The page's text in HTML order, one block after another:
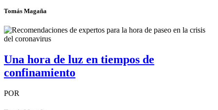
Tomás Magaña
Una hora de luz en tiempos de
confinamiento
POR